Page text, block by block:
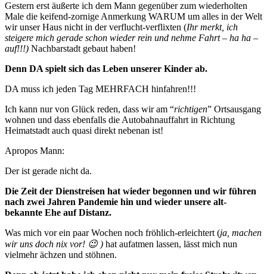
Gestern erst äußerte ich dem Mann gegenüber zum wiederholten
Male die keifend-zornige Anmerkung WARUM um alles in der Welt
wir unser Haus nicht in der verflucht-verflixten (Ihr merkt, ich
steigere mich gerade schon wieder rein und nehme Fahrt – ha ha –
auf!!!) Nachbarstadt gebaut haben!
Denn DA spielt sich das Leben unserer Kinder ab.
DA muss ich jeden Tag MEHRFACH hinfahren!!!
Ich kann nur von Glück reden, dass wir am “richtigen” Ortsausgang
wohnen und dass ebenfalls die Autobahnauffahrt in Richtung
Heimatstadt auch quasi direkt nebenan ist!
Apropos Mann:
Der ist gerade nicht da.
Die Zeit der Dienstreisen hat wieder begonnen und wir führen
nach zwei Jahren Pandemie hin und wieder unsere alt-
bekannte Ehe auf Distanz.
Was mich vor ein paar Wochen noch fröhlich-erleichtert (ja, machen
wir uns doch nix vor! 😉 ) hat aufatmen lassen, lässt mich nun
vielmehr ächzen und stöhnen.